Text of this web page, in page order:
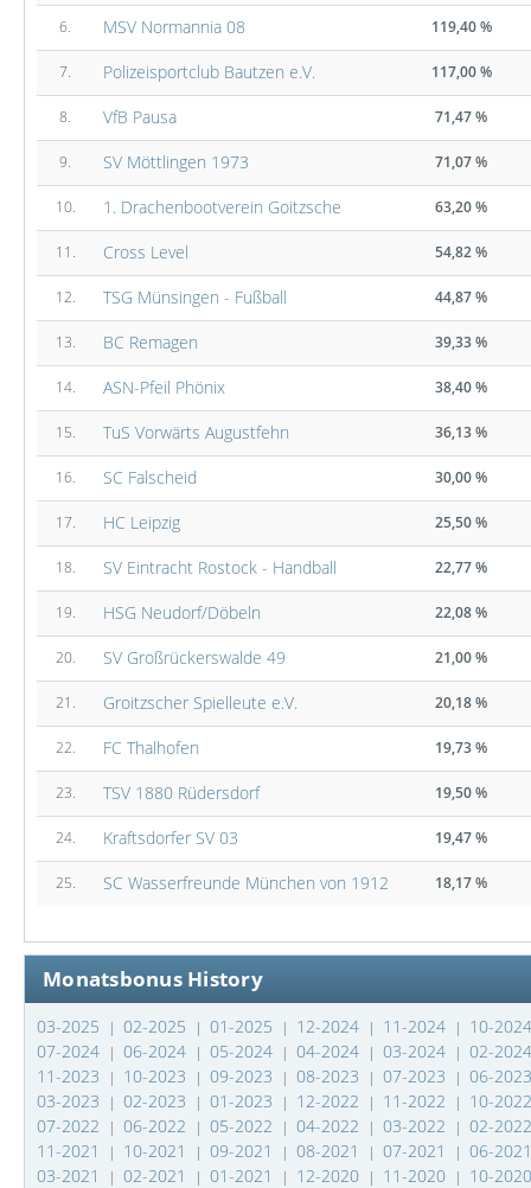
6. MSV Normannia 08 119,40 %
7. Polizeisportclub Bautzen e.V. 117,00 %
8. VfB Pausa 71,47 %
9. SV Möttlingen 1973 71,07 %
10. 1. Drachenbootverein Goitzsche 63,20 %
11. Cross Level 54,82 %
12. TSG Münsingen - Fußball 44,87 %
13. BC Remagen 39,33 %
14. ASN-Pfeil Phönix 38,40 %
15. TuS Vorwärts Augustfehn 36,13 %
16. SC Falscheid 30,00 %
17. HC Leipzig 25,50 %
18. SV Eintracht Rostock - Handball 22,77 %
19. HSG Neudorf/Döbeln 22,08 %
20. SV Großrückerswalde 49 21,00 %
21. Groitzscher Spielleute e.V. 20,18 %
22. FC Thalhofen 19,73 %
23. TSV 1880 Rüdersdorf 19,50 %
24. Kraftsdorfer SV 03 19,47 %
25. SC Wasserfreunde München von 1912 18,17 %
Monatsbonus History
03-2025 | 02-2025 | 01-2025 | 12-2024 | 11-2024 | 10-
07-2024 | 06-2024 | 05-2024 | 04-2024 | 03-2024 | 02-
11-2023
| 10-2023 | 09-2023 | 08-2023 | 07-2023 | 06-
03-2023
| 02-2023 | 01-2023 | 12-2022 | 11-2022 | 10-
07-2022
| 06-2022 | 05-2022 | 04-2022 | 03-2022 | 02-
11-2021
| 10-2021 | 09-2021 | 08-2021 | 07-2021 | 06-
03-2021
| 02-2021 | 01-2021 | 12-2020 | 11-2020 | 10-